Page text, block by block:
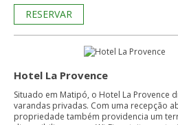
RESERVAR
Hotel La Provence
Situado em Matipó, o Hotel La Provence
varandas privadas. Com uma recepção
propriedade também providencia um